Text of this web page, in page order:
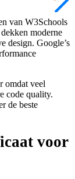
van W3Schools
moderne
design. Google’s
omdat veel
code quality.
de beste
voor